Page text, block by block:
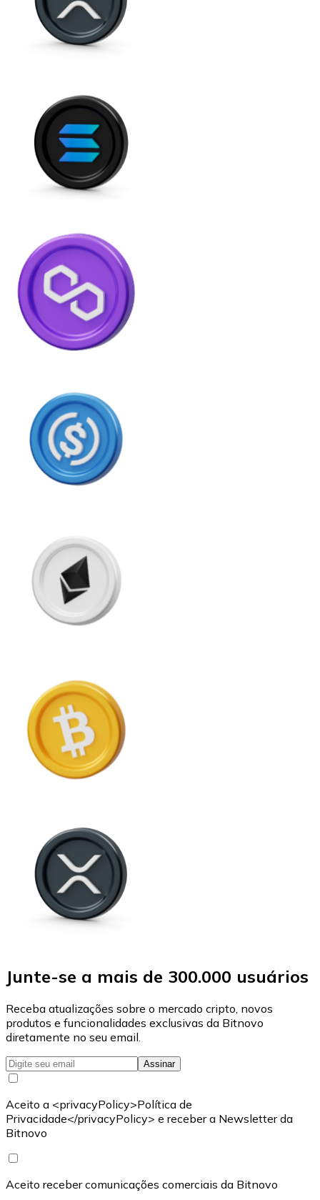
Junte-se a mais de 300.000 usuários
Receba atualizações sobre o mercado cripto, novos
produtos e funcionalidades exclusivas da Bitnovo
diretamente no seu email.
Assinar
Aceito a <privacyPolicy>Política de
Privacidade</privacyPolicy> e receber a Newsletter da
Bitnovo
Aceito receber comunicações comerciais da Bitnovo